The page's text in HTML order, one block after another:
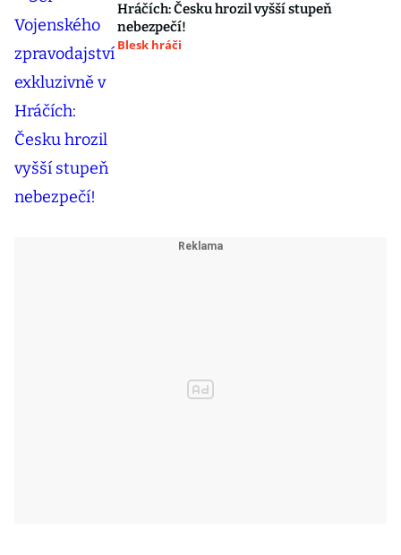
Hráčích: Česku hrozil vyšší stupeň
nebezpečí!
Blesk hráči